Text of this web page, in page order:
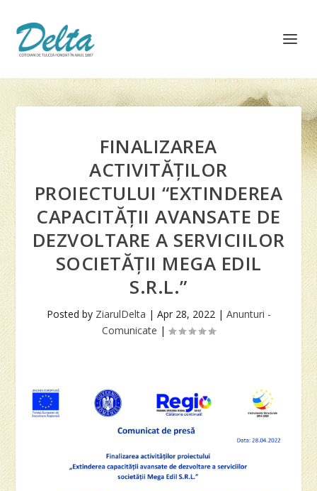
FINALIZAREA
ACTIVITĂȚILOR
PROIECTULUI “EXTINDEREA
CAPACITĂȚII AVANSATE DE
DEZVOLTARE A SERVICIILOR
SOCIETĂȚII MEGA EDIL
S.R.L.”
Posted by ZiarulDelta | Apr 28, 2022| Anunturi -
Comunicate |